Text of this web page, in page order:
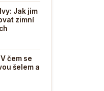
Jak jim
zimní
čem se
šelem a